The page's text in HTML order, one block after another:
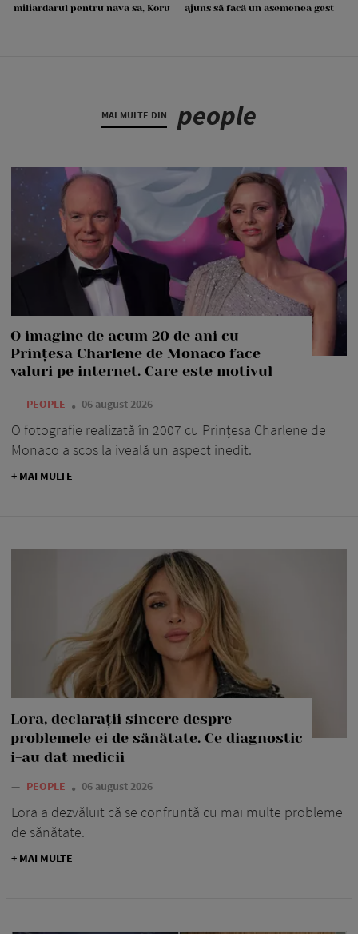
miliardarul pentru nava sa, Koru
ajuns să facă un asemenea gest
MAI MULTE DIN people
O imagine de acum 20 de ani cu
Prințesa Charlene de Monaco face
valuri pe internet. Care este motivul
— PEOPLE 06 august 2026
O fotografie realizată în 2007 cu Prințesa Charlene de
Monaco a scos la iveală un aspect inedit.
+ MAI MULTE
Lora, declarații sincere despre
problemele ei de sănătate. Ce diagnostic
i-au dat medicii
— PEOPLE 06 august 2026
Lora a dezvăluit că se confruntă cu mai multe probleme
de sănătate.
+ MAI MULTE